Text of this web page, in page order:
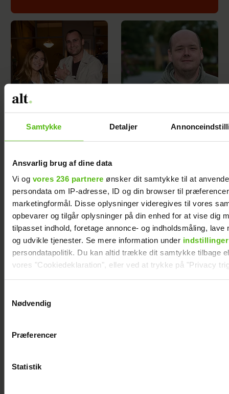
Samtykke Detaljer
Ansvarlig brug af dine data
Vi og vores 236 partnere ønsker dit samtykke til at
persondata om IP-adresse, ID og din browser til
marketingformål. Disse oplysninger videregives til vores
opbevarer og tilgår oplysninger på din enhed for at vise dig
tilpasset indhold, foretage annonce- og indholdsmåling, lave
og udvikle tjenester. Se mere information under indstillinger
persondatapolitik. Du kan altid trække dit samtykke tilbage
vores "Cookiedeklaration", eller ved at trykke på "Privacy
Vi anvender egne cookies og cookies fra tredjeparter til at
generere statistik og huske dine præferencer samt til brug
Nødvendig
Præferencer
Statistik
Efter
Kasper Skak og
Helena Witt deler
stor babylykke
TV 2-profilen